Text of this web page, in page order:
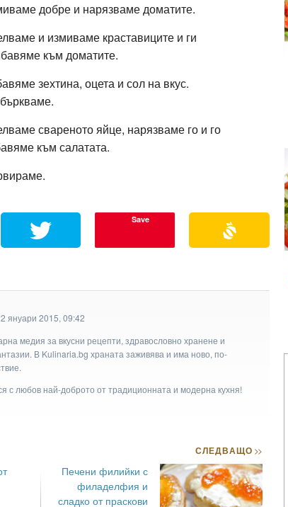
добре и нарязваме доматите.
и измиваме краставиците и ги
към доматите.
зехтина, оцета и сол на вкус.
свареното яйце, нарязваме го и го
към салатата.
Save
януари 2015, 09:42
медия за вкусни рецепти, здравословно хранене и
В Kulinaria.bg храната заживява и има ново, по-
с любов най-доброто от традиционната и модерна кухня!
СЛЕДВАЩО>>
Печени филийки с
филаделфия и
сладко от праскови